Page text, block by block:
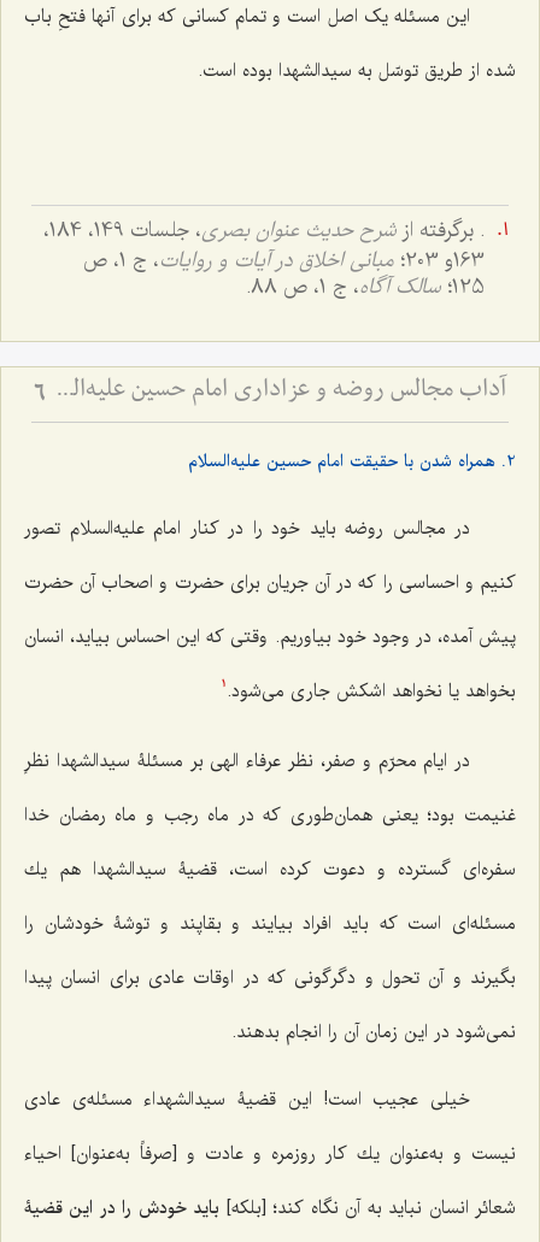
این مسئله یک اصل است و تمام کسانی که برای آنها فتحِ باب
شده از طریق توسّل به سیدالشهدا بوده است.
. برگرفته از شرح حدیث عنوان بصری
، جلسات 149، 184،
163و 203؛
مبانی اخلاق در آیات و روایات
، ج 1، ص
125؛ سالک آگاه، ج 1، ص 88.
آداب مجالس روضه و عزاداری امام حسین علیه‌السلام - و توصیه‌های بزرگان دربارۀ ماه‌های محرّم و صفر 6
2. همراه شدن با حقیقت امام حسین علیه‌السلام
در مجالس روضه باید خود را در کنار امام علیه‌السلام تصور
کنیم و احساسی را که در آن جریان برای حضرت و اصحاب آن حضرت
پیش آمده، در وجود خود بیاوریم. وقتی که این احساس بیاید، انسان
بخواهد یا نخواهد اشکش جاری می‌شود. 1
در ايام محرّم و صفر، نظر عرفاء الهى بر مسئلۀ سيدالشهدا نظرِ
غنيمت بود؛ يعنى همان‌طورى كه در ماه رجب و ماه رمضان خدا
سفره‌اى گسترده و دعوت کرده است، قضيۀ سيدالشهدا هم يك
مسئله‌اى است كه بايد افراد بيايند و بقاپند و توشۀ خودشان را
بگيرند و آن تحول و دگرگونى كه در اوقات عادى براى انسان پيدا
نمى‌شود در اين زمان آن را انجام بدهند.
خيلى عجيب است! اين قضيۀ سيدالشهداء مسئله‌ى عادى
نيست و به‌عنوان يك كار روزمره و عادت و [صرفاً به‌عنوان] احياء
شعائر انسان نبايد به آن نگاه كند؛ [بلکه] بايد خودش را در اين قضيۀ